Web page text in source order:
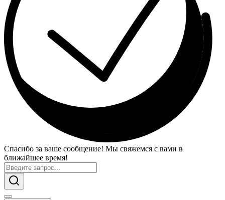
Спасибо за ваше сообщение! Мы свяжемся с вами в
ближайшее время!